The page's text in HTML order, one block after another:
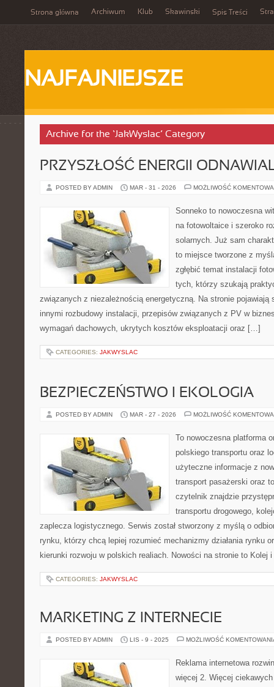
Strona główna Archiwum Klub Skawinski Spis Treści
NAJFAJNIEJSZE
Archive for the ‘JakWyslac’ Category
PRZYSZŁOŚĆ ENERGII
POSTED BY ADMIN MAR - 31 - 2026 MOŻLIWOŚĆ
Sonneko to nowoczesna
na fotowoltaice i szeroko
solarnych. Już sam
to miejsce tworzone z
zgłębić temat instalacji
tych, którzy szukają
związanych z niezależnością energetyczną. Na stronie
innymi rozbudowy instalacji, przepisów związanych z PV w
wymagań dachowych, ukrytych kosztów eksploatacji oraz […]
CATEGORIES: JAKWYSLAC
BEZPIECZEŃSTWO I EKOLOGIA
POSTED BY ADMIN MAR - 27 - 2026 MOŻLIWOŚĆ
To nowoczesna platforma
polskiego transportu oraz
użyteczne informacje z
transport pasażerski oraz
czytelnik znajdzie
transportu drogowego,
zaplecza logistycznego. Serwis został stworzony z myślą o
rynku, którzy chcą lepiej rozumieć mechanizmy działania rynku
kierunki rozwoju w polskich realiach. Nowości na stronie to Kolej
CATEGORIES: JAKWYSLAC
MARKETING Z INTERNECIE
POSTED BY ADMIN LIS - 9 - 2025 MOŻLIWOŚĆ
Reklama internetowa
więcej 2. Więcej